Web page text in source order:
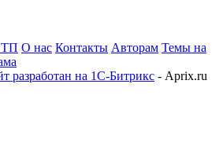
ТП О нас Контакты Авторам Темы на
разработан на 1С-Битрикс - Aprix.ru